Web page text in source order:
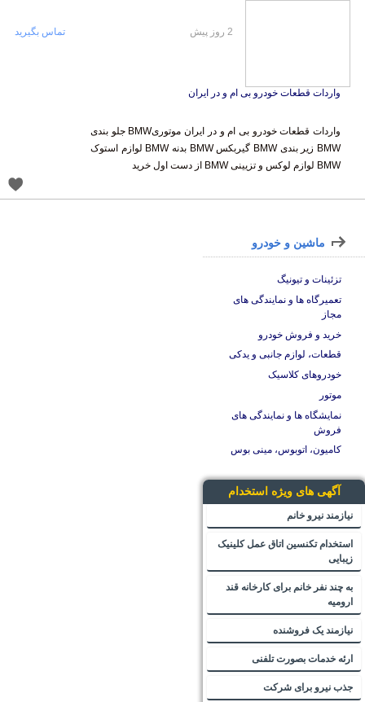
واردات قطعات خودرو بی ام و در ایران
واردات قطعات خودرو بی ام و در ایران موتوریBMW جلو بندی
BMW زیر بندی BMW گیربکس BMW بدنه BMW لوازم استوک
BMW لوازم لوکس و تزیینی BMW از دست اول خرید
2 روز پیش تماس بگیرید
ماشین و خودرو
تزئینات و تیونیگ
تعمیرگاه ها و نمایندگی های
مجاز
خرید و فروش خودرو
قطعات، لوازم جانبی و یدکی
خودروهای کلاسیک
موتور
نمایشگاه ها و نمایندگی های
فروش
کامیون، اتوبوس، مینی بوس
آگهی های ویژه استخدام
نیازمند نیرو خانم
استخدام تکنسین اتاق عمل کلینیک
زیبایی
به چند نفر خانم برای کارخانه قند
ارومیه
نیازمند یک فروشنده
ارئه خدمات بصورت تلفنی
جذب نیرو برای شرکت